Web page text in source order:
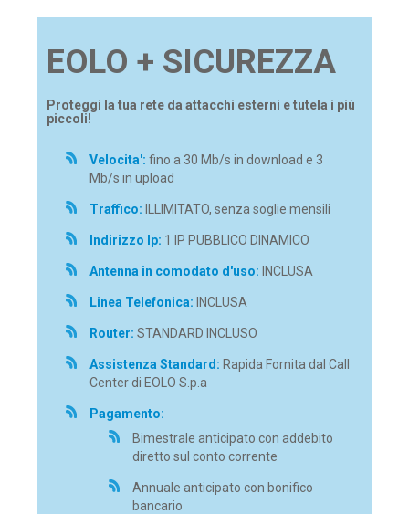
EOLO + SICUREZZA
Proteggi la tua rete da attacchi esterni e tutela i più
piccoli!
Velocita': fino a 30 Mb/s in download e 3
Mb/s in upload
Traffico: ILLIMITATO, senza soglie mensili
Indirizzo Ip: 1 IP PUBBLICO DINAMICO
Antenna in comodato d'uso: INCLUSA
Linea Telefonica: INCLUSA
Router: STANDARD INCLUSO
Assistenza Standard: Rapida Fornita dal Call
Center di EOLO S.p.a
Pagamento:
Bimestrale anticipato con addebito
diretto sul conto corrente
Annuale anticipato con bonifico
bancario